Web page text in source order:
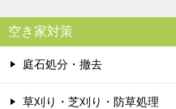
空き家対策
庭石処分・撤去
草刈り・芝刈り・防草処理